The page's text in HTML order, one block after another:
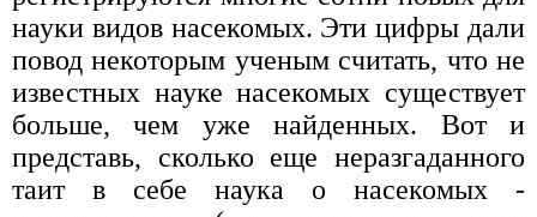
науки видов насекомых. Эти цифры дали
повод некоторым ученым считать, что не
известных науке насекомых существует
больше, чем уже найденных. Вот и
представь, сколько еще неразгаданного
таит в себе наука о насекомых -